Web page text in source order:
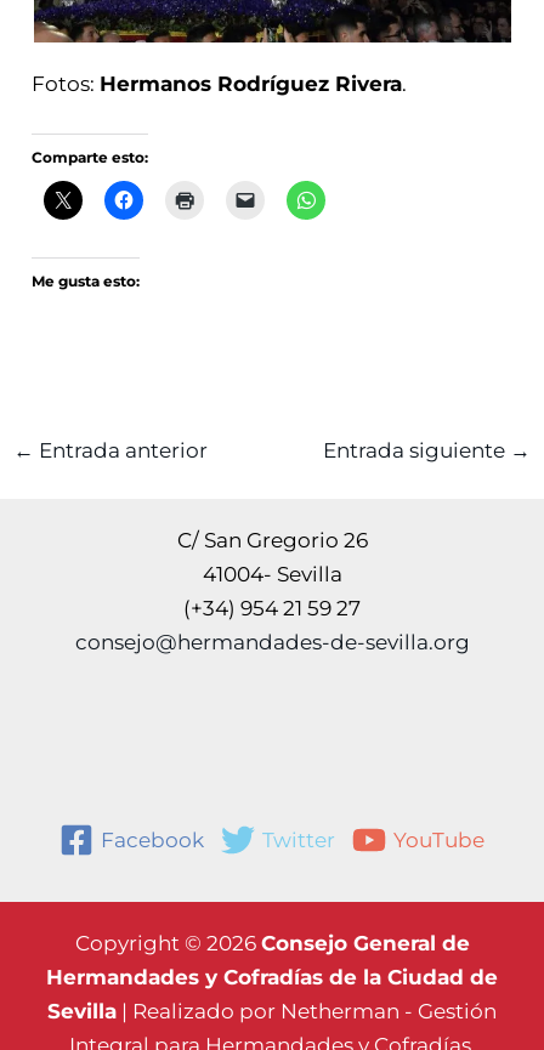
Fotos: Hermanos Rodríguez Rivera.
Comparte esto:
Me gusta esto:
← Entrada anterior Entrada siguiente →
C/ San Gregorio 26
41004- Sevilla
(+34) 954 21 59 27
consejo@hermandades-de-sevilla.org
Facebook Twitter YouTube
Copyright © 2026 Consejo General de
Hermandades y Cofradías de la Ciudad de
Sevilla | Realizado por Netherman - Gestión
Integral para Hermandades y Cofradías.